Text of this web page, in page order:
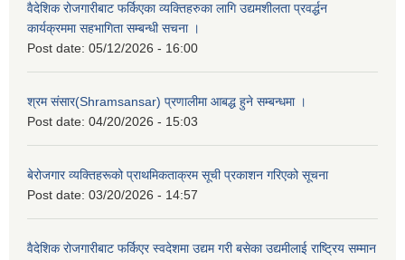
वैदेशिक रोजगारीबाट फर्किएका व्यक्तिहरुका लागि उद्यमशीलता प्रवर्द्धन
कार्यक्रममा सहभागिता सम्बन्धी सचना ।
Post date: 05/12/2026 - 16:00
श्रम संसार(Shramsansar) प्रणालीमा आबद्ध हुने सम्बन्धमा ।
Post date: 04/20/2026 - 15:03
बेरोजगार व्यक्तिहरूको प्राथमिकताक्रम सूची प्रकाशन गरिएको सूचना
Post date: 03/20/2026 - 14:57
वैदेशिक रोजगारीबाट फर्किएर स्वदेशमा उद्यम गरी बसेका उद्यमीलाई राष्ट्रिय सम्मान